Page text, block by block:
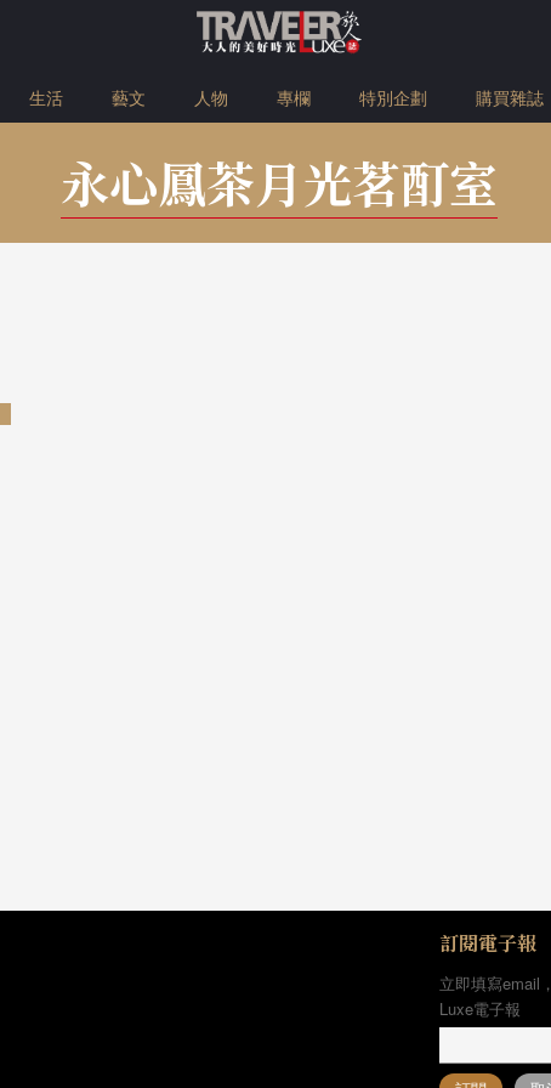
生活 藝文 人物 專欄 特別企劃 購買雜誌
永心鳳茶月光茗酊室
訂閱電子報
立即填寫email
Luxe電子報